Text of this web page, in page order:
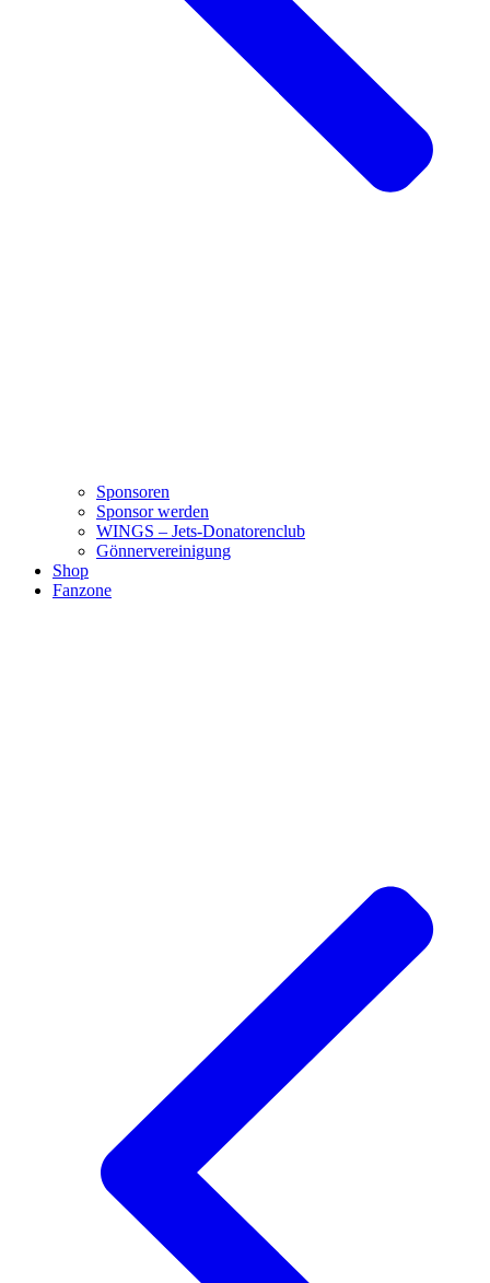
Sponsoren
Sponsor werden
WINGS – Jets-Donatorenclub
Gönnervereinigung
Shop
Fanzone